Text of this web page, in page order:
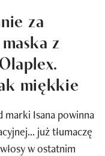
za
z
miękkie
marki Isana powinna
już tłumaczę
w ostatnim